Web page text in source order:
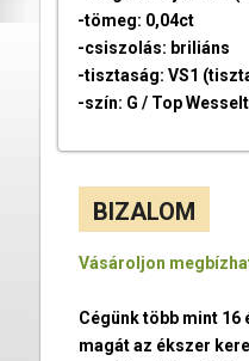
-tömeg: 0,04ct
-csiszolás: briliáns
-tisztaság: VS1
-szín: G / Top
BIZALOM
Vásároljon
Cégünk több mint 16
magát az ékszer